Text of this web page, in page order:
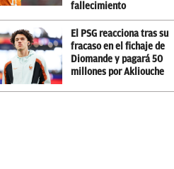
fallecimiento
El PSG reacciona tras su
fracaso en el fichaje de
Diomande y pagará 50
millones por Akliouche